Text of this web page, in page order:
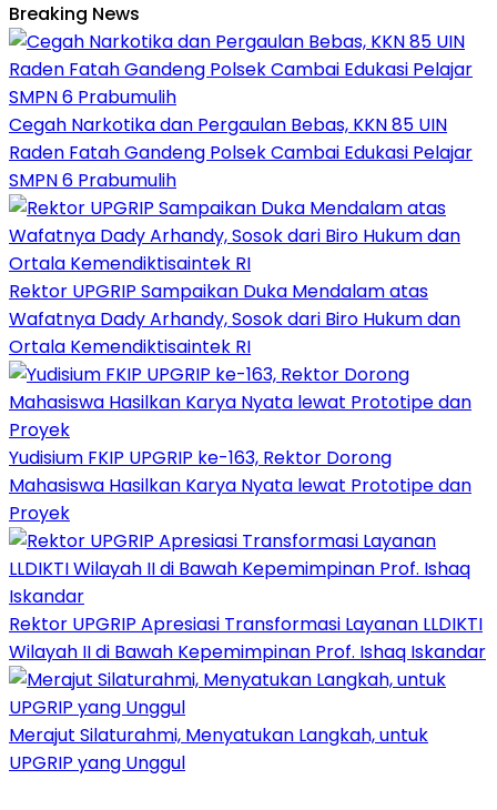
Breaking News
Cegah Narkotika dan Pergaulan Bebas, KKN 85 UIN
Raden Fatah Gandeng Polsek Cambai Edukasi Pelajar
SMPN 6 Prabumulih
Rektor UPGRIP Sampaikan Duka Mendalam atas
Wafatnya Dady Arhandy, Sosok dari Biro Hukum dan
Ortala Kemendiktisaintek RI
Yudisium FKIP UPGRIP ke-163, Rektor Dorong
Mahasiswa Hasilkan Karya Nyata lewat Prototipe dan
Proyek
Rektor UPGRIP Apresiasi Transformasi Layanan LLDIKTI
Wilayah II di Bawah Kepemimpinan Prof. Ishaq Iskandar
Merajut Silaturahmi, Menyatukan Langkah, untuk
UPGRIP yang Unggul